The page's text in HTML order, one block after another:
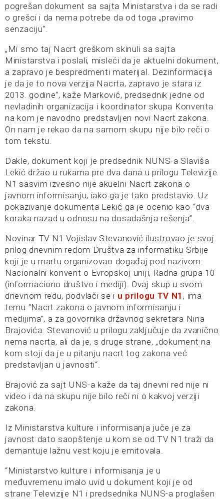
pogrešan dokument sa sajta Ministarstva i da se radi
o grešci i da nema potrebe da od toga „pravimo
senzaciju“.
„Mi smo taj Nacrt greškom skinuli sa sajta
Ministarstva i poslali, misleći da je aktuelni dokument,
a zapravo je bespredmenti materijal. Dezinformacija
je da je to nova verzija Nacrta, zapravo je stara iz
2013. godine“, kaže Marković, predsednik jedne od
nevladinih organizacija i koordinator skupa Konventa
na kom je navodno predstavljen novi Nacrt zakona.
On nam je rekao da na samom skupu nije bilo reči o
tom tekstu.
Dakle, dokument koji je predsednik NUNS-a Slaviša
Lekić držao u rukama pre dva dana u prilogu Televizije
N1 sasvim izvesno nije akuelni Nacrt zakona o
javnom informisanju, iako ga je tako predstavio. Uz
pokazivanje dokumenta Lekić ga je ocenio kao “dva
koraka nazad u odnosu na dosadašnja rešenja”.
Novinar TV N1 Vojislav Stevanović ilustrovao je svoj
prilog dnevnim redom Društva za informatiku Srbije
koji je u martu organizovao događaj pod nazivom:
Nacionalni konvent o Evropskoj uniji, Radna grupa 10
(informaciono društvo i mediji). Ovaj skup u svom
dnevnom redu, podvlači se i u prilogu TV N1 , ima
temu “Nacrt zakona o javnom informisanju i
medijima”, a za govornika državnog sekretara Nina
Brajovića. Stevanović u prilogu zaključuje da zvanično
nema nacrta, ali da je, s druge strane, „dokument na
kom stoji da je u pitanju nacrt tog zakona već
predstavljan u javnosti“.
Brajović za sajt UNS-a kaže da taj dnevni red nije ni
video i da na skupu nije bilo reči ni o kakvoj verziji
zakona.
Iz Ministarstva kulture i informisanja juče je za
javnost dato saopštenje u kom se od TV N1 traži da
demantuje lažnu vest koju je emitovala.
“Ministarstvo kulture i informisanja je u
međuvremenu imalo uvid u dokument koji je od
strane Televizije N1 i predsednika NUNS-a proglašen